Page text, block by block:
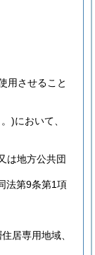
用させること
)において、
は地方公共団
法第9条第1項
居専用地域、